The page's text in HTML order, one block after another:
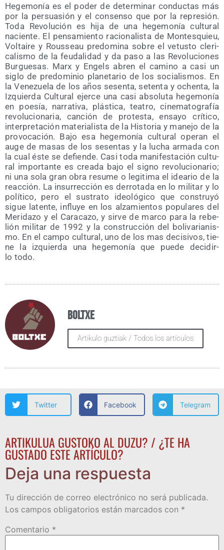
Hege­mo­nía es el poder de deter­mi­nar con­duc­tas más
por la per­sua­sión y el con­sen­so que por la repre­sión.
Toda Revo­lu­ción es hija de una hege­mo­nía cul­tu­ral
nacien­te. El pen­sa­mien­to racio­na­lis­ta de Mon­tes­quieu,
Vol­tai­re y Rous­seau pre­do­mi­na sobre el vetus­to cle­ri­
ca­lis­mo de la feu­da­li­dad y da paso a las Revo­lu­cio­nes
Bur­gue­sas. Marx y Engels abren el camino a casi un
siglo de pre­do­mi­nio pla­ne­ta­rio de los socia­lis­mos. En
la Vene­zue­la de los años sesen­ta, seten­ta y ochen­ta, la
Izquier­da Cul­tu­ral ejer­ce una casi abso­lu­ta hege­mo­nía
en poe­sía, narra­ti­va, plás­ti­ca, tea­tro, cine­ma­to­gra­fía
revo­lu­cio­na­ria, can­ción de pro­tes­ta, ensa­yo crí­ti­co,
inter­pre­ta­ción mate­ria­lis­ta de la His­to­ria y mane­jo de la
pro­vo­ca­ción. Bajo esa hege­mo­nía cul­tu­ral ope­ran el
auge de masas de los sesen­tas y la lucha arma­da con
la cual éste se defien­de. Casi toda mani­fes­ta­ción cul­tu­
ral impor­tan­te es crea­da bajo el signo revo­lu­cio­na­rio;
ni una sola gran obra resu­me o legi­ti­ma el idea­rio de la
reac­ción. La insu­rrec­ción es derro­ta­da en lo mili­tar y lo
polí­ti­co, pero el sus­tra­to ideo­ló­gi­co que cons­tru­yó
sigue laten­te, influ­ye en los alza­mien­tos popu­la­res del
Meri­da­zo y el Cara­ca­zo, y sir­ve de mar­co para la rebe­
lión mili­tar de 1992 y la cons­truc­ción del boli­va­ria­nis­
mo. En el cam­po cul­tu­ral, uno de los mas deci­si­vos, tie­
ne la izquier­da una hege­mo­nía que pue­de deci­dir­
lo todo.
Boltxe
Artikulo guztiak / Todos los artículos
Twitter Facebook Telegram
ARTIKULUA GUSTOKO AL DUZU? / ¿TE HA
GUSTADO ESTE ARTÍCULO?
Deja una respuesta
Tu dirección de correo electrónico no será publicada.
Los campos obligatorios están marcados con *
Comentario *